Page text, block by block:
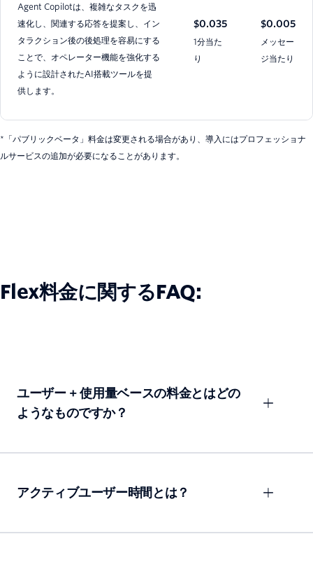
Agent Copilotは、複雑なタスクを迅
速化し、関連する応答を提案し、イン
タラクション後の後処理を容易にする
ことで、オペレーター機能を強化する
ように設計されたAI搭載ツールを提
供します。
$0.035
1分当た
り
$0.005
メッセー
ジ当たり
*「パブリックベータ」料金は変更される場合があり、導入にはプロフェッショナ
ルサービスの追加が必要になることがあります。
Flex料金に関するFAQ:
ユーザー + 使用量ベースの料金とはどの
ようなものですか？
アクティブユーザー時間とは？